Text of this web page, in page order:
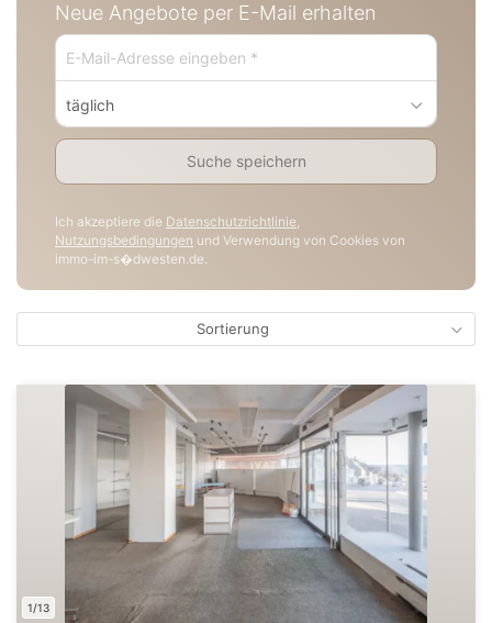
Neue Angebote per E-Mail erhalten
täglich
Suche speichern
Ich akzeptiere die Datenschutzrichtlinie,
Nutzungsbedingungen und Verwendung von Cookies von
immo-im-s�dwesten.de.
Sortierung
1/13